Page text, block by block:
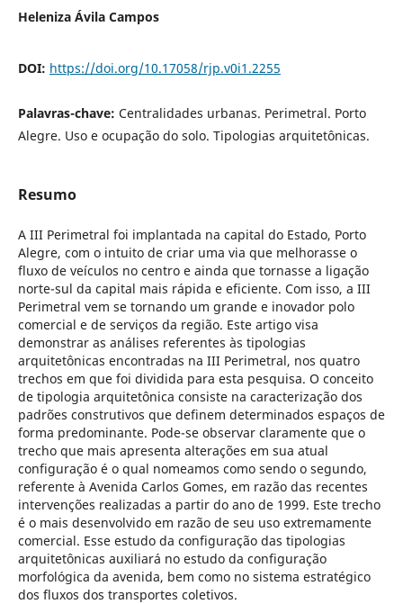
Heleniza Ávila Campos
DOI: https://doi.org/10.17058/rjp.v0i1.2255
Palavras-chave: Centralidades urbanas. Perimetral. Porto
Alegre. Uso e ocupação do solo. Tipologias arquitetônicas.
Resumo
A III Perimetral foi implantada na capital do Estado, Porto
Alegre, com o intuito de criar uma via que melhorasse o
fluxo de veículos no centro e ainda que tornasse a ligação
norte-sul da capital mais rápida e eficiente. Com isso, a III
Perimetral vem se tornando um grande e inovador polo
comercial e de serviços da região. Este artigo visa
demonstrar as análises referentes às tipologias
arquitetônicas encontradas na III Perimetral, nos quatro
trechos em que foi dividida para esta pesquisa. O conceito
de tipologia arquitetônica consiste na caracterização dos
padrões construtivos que definem determinados espaços de
forma predominante. Pode-se observar claramente que o
trecho que mais apresenta alterações em sua atual
configuração é o qual nomeamos como sendo o segundo,
referente à Avenida Carlos Gomes, em razão das recentes
intervenções realizadas a partir do ano de 1999. Este trecho
é o mais desenvolvido em razão de seu uso extremamente
comercial. Esse estudo da configuração das tipologias
arquitetônicas auxiliará no estudo da configuração
morfológica da avenida, bem como no sistema estratégico
dos fluxos dos transportes coletivos.